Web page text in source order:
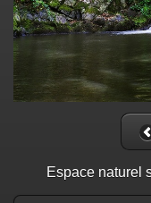
Espace naturel